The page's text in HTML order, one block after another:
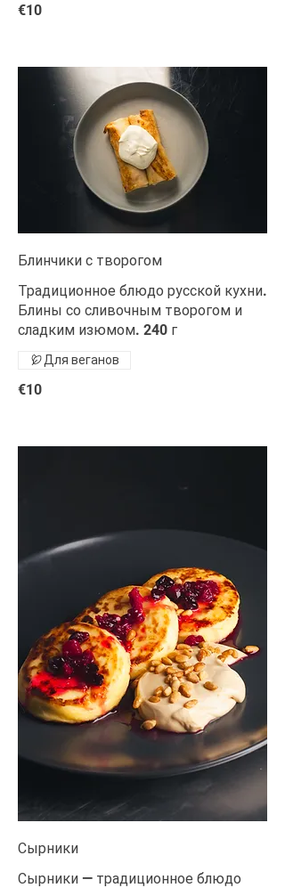
€10
Блинчики с творогом
Традиционное блюдо русской кухни.
Блины со сливочным творогом и
сладким изюмом. 240 г
€10
Для веганов
Сырники
Сырники — традиционное блюдо